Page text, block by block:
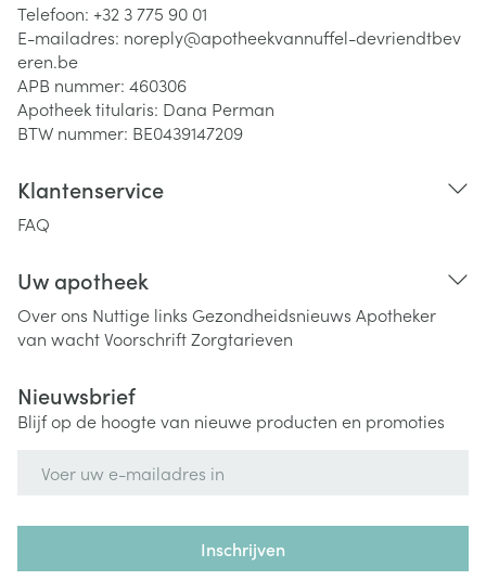
Telefoon: +32 3 775 90 01
E-mailadres: noreply@apotheekvannuffel-devriendtbev
eren.be
APB nummer: 460306
Apotheek titularis: Dana Perman
BTW nummer: BE0439147209
Klantenservice
FAQ
Uw apotheek
Over ons Nuttige links Gezondheidsnieuws Apotheker
van wachtVoorschriftZorgtarieven
Nieuwsbrief
Blijf op de hoogte van nieuwe producten en promoties
Inschrijven